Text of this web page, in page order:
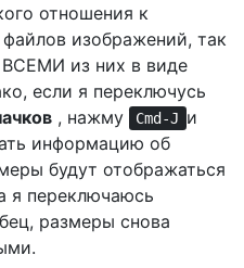
отношения к
изображений, так
ВСЕМИ из них в виде
если я переключусь
, нажму Cmd-J и
информацию об
будут отображаться
я переключаюсь
размеры снова